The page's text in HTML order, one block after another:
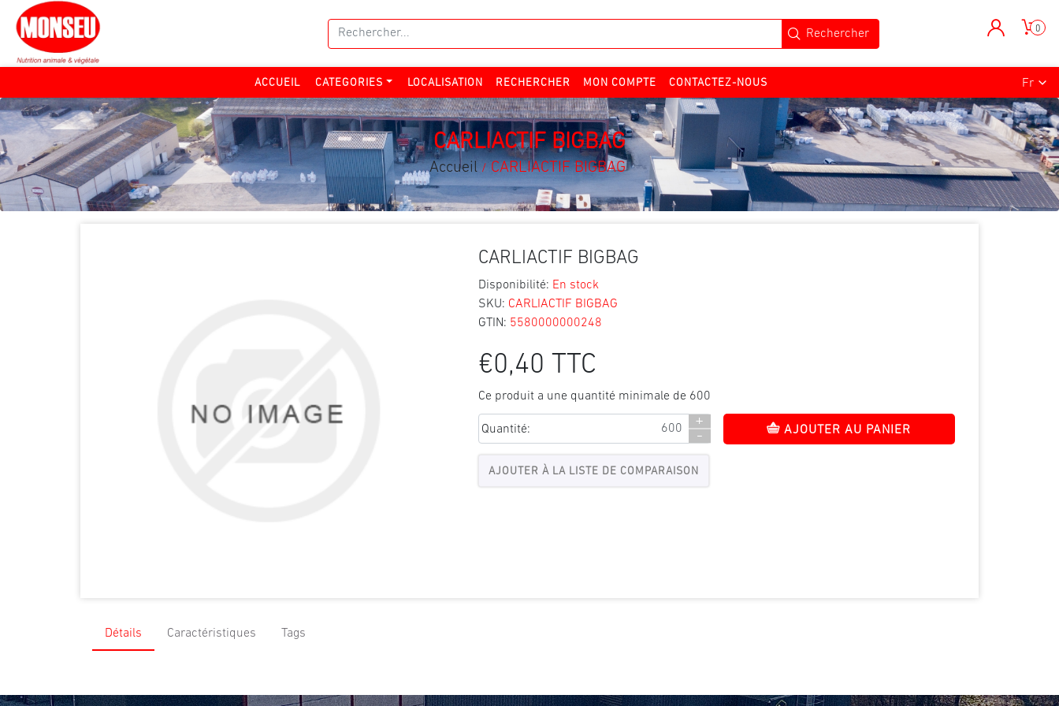
0
ACCUEIL CATEGORIES LOCALISATION RECHERCHER MON COMPTE CONTACTEZ-NOUS
CARLIACTIF BIGBAG
Accueil / CARLIACTIF BIGBAG
CARLIACTIF BIGBAG
Disponibilité: En stock
SKU: CARLIACTIF BIGBAG
GTIN: 5580000000248
€0,40 TTC
Ce produit a une quantité minimale de 600
Quantité:
+
-
AJOUTER AU PANIER
Détails Caractéristiques Tags